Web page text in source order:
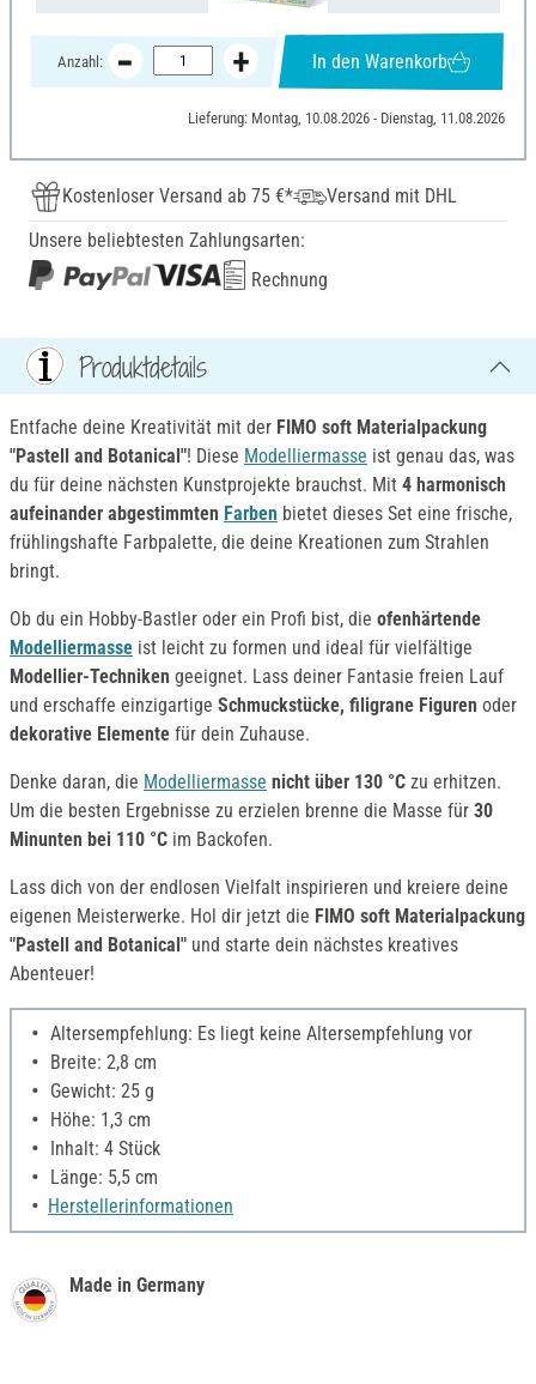
Anzahl: In den Warenkorb
Lieferung: Montag, 10.08.2026 - Dienstag, 11.08.2026
Kostenloser Versand ab 75 €*
Versand mit DHL
Unsere beliebtesten Zahlungsarten:
Rechnung
Produktdetails
Entfache deine Kreativität mit der FIMO soft Materialpackung
"Pastell and Botanical"! Diese Modelliermasse ist genau das, was
du für deine nächsten Kunstprojekte brauchst. Mit 4 harmonisch
aufeinander abgestimmten Farben bietet dieses Set eine frische,
frühlingshafte Farbpalette, die deine Kreationen zum Strahlen
bringt.
Ob du ein Hobby-Bastler oder ein Profi bist, die ofenhärtende
Modelliermasse ist leicht zu formen und ideal für vielfältige
Modellier-Techniken geeignet. Lass deiner Fantasie freien Lauf
und erschaffe einzigartige Schmuckstücke, filigrane Figuren oder
dekorative Elemente für dein Zuhause.
Denke daran, die Modelliermasse nicht über 130 °C zu erhitzen.
Um die besten Ergebnisse zu erzielen brenne die Masse für 30
Minunten bei 110 °C im Backofen.
Lass dich von der endlosen Vielfalt inspirieren und kreiere deine
eigenen Meisterwerke. Hol dir jetzt die FIMO soft Materialpackung
"Pastell and Botanical" und starte dein nächstes kreatives
Abenteuer!
Altersempfehlung: Es liegt keine Altersempfehlung vor
Breite: 2,8 cm
Gewicht: 25 g
Höhe: 1,3 cm
Inhalt: 4 Stück
Länge: 5,5 cm
Herstellerinformationen
Made in Germany